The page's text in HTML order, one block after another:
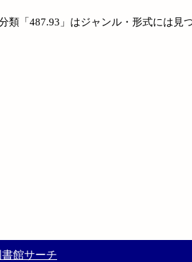
類「487.93」はジャンル・形式には見
館サーチ